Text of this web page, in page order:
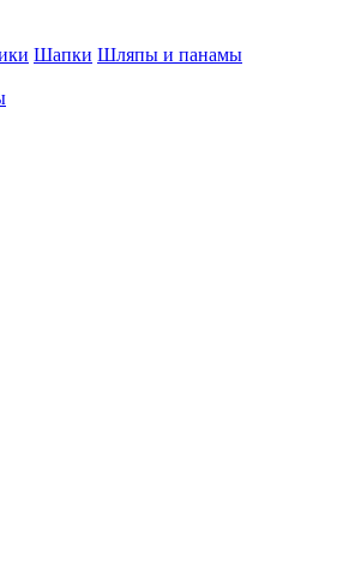
Шапки Шляпы и панамы